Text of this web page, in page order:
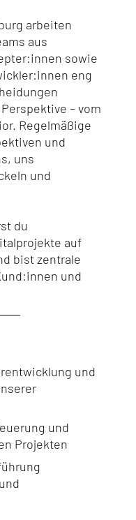
arbeiten
aus
sowie
eng
– vom
Regelmäßige
und
uns
und
du
auf
bist zentrale
und
und
und
Projekten